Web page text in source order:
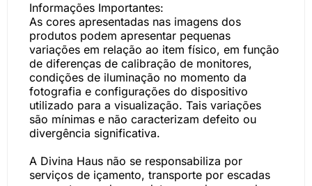
Informações Importantes:
As cores apresentadas nas imagens dos
produtos podem apresentar pequenas
variações em relação ao item físico, em função
de diferenças de calibração de monitores,
condições de iluminação no momento da
fotografia e configurações do dispositivo
utilizado para a visualização. Tais variações
são mínimas e não caracterizam defeito ou
divergência significativa.
A Divina Haus não se responsabiliza por
serviços de içamento, transporte por escadas